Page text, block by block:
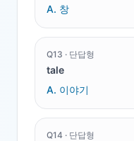
A. 창
Q13 · 단답형
tale
A. 이야기
Q14 · 단답형